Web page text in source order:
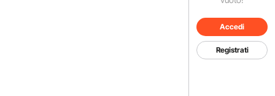
Accedi
Registrati